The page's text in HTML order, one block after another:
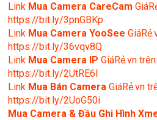
Link Mua Camera CareCam
https://bit.ly/3pnGBKp
Link Mua Camera YooSee
https://bit.ly/36vqv8Q
Link Mua Camera IP GiáRẻ.vn
https://bit.ly/2UtRE6l
Link Mua Bán CameraGiáRẻ.vn
https://bit.ly/2UoG50i
Mua Camera & Đầu Ghi Hình